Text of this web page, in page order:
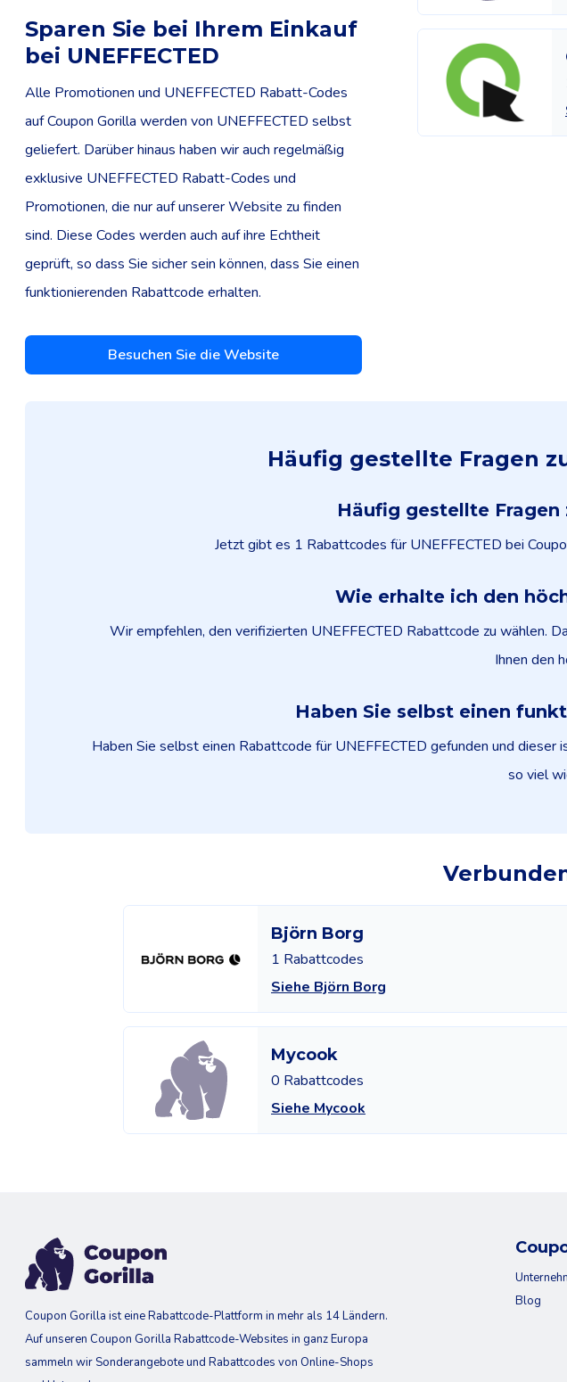
Sparen Sie bei Ihrem Einkauf
bei UNEFFECTED
Alle Promotionen und UNEFFECTED Rabatt-Codes
auf Coupon Gorilla werden von UNEFFECTED selbst
geliefert. Darüber hinaus haben wir auch regelmäßig
exklusive UNEFFECTED Rabatt-Codes und
Promotionen, die nur auf unserer Website zu finden
sind. Diese Codes werden auch auf ihre Echtheit
geprüft, so dass Sie sicher sein können, dass Sie einen
funktionierenden Rabattcode erhalten.
Besuchen Sie die Website
Häufig gestellte Fragen
Häufig gestellte Fragen
Jetzt gibt es 1 Rabattcodes für UNEFFECTED bei
Wie erhalte ich den
Wir empfehlen, den verifizierten UNEFFECTED Rabattcode zu wählen.
Ihnen den
Haben Sie selbst einen
Haben Sie selbst einen Rabattcode für UNEFFECTED gefunden und dieser
so viel
Björn Borg
1 Rabattcodes
Siehe Björn Borg
Mycook
0 Rabattcodes
Siehe Mycook
Coupon Gorilla ist eine Rabattcode-Plattform in mehr als 14 Ländern.
Auf unseren Coupon Gorilla Rabattcode-Websites in ganz Europa
sammeln wir Sonderangebote und Rabattcodes von Online-Shops
Blog